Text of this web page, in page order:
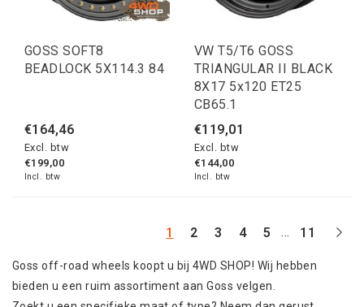
GOSS SOFT8
BEADLOCK 5X114.3 84
€164,46
Excl. btw
€199,00
Incl. btw
VW T5/T6 GOSS
TRIANGULAR II BLACK
8X17 5x120 ET25
CB65.1
€119,01
Excl. btw
€144,00
Incl. btw
1 2 3 4 5 ... 11
Goss off-road wheels koopt u bij 4WD SHOP! Wij hebben
bieden u een ruim assortiment aan Goss velgen.